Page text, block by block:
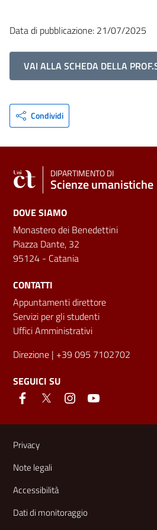
Data di pubblicazione: 21/07/2025
VAI ALLA SCHEDA DELLA
Condividi
DIPARTIMENTO DI
Scienze umanistiche
DOVE SIAMO
Monastero dei Benedettini
Piazza Dante, 32
95124 - Catania
CONTATTI
Appuntamenti direttore
Servizi per gli studenti
Uffici Amministrativi
Direzione | +39 095 7102702
SEGUICI SU
Link e informazioni
Privacy
Note legali
Accessibilità
Dati di monitoraggio